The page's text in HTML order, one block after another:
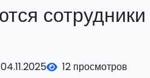
сотрудники
04.11.2025 12 просмотров